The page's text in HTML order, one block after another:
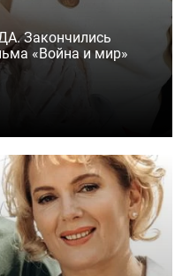
Закончились
«Война и мир»